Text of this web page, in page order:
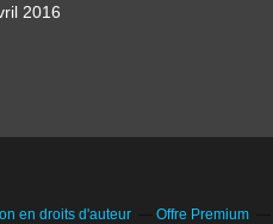
2016
en droits d'auteur Offre Premium